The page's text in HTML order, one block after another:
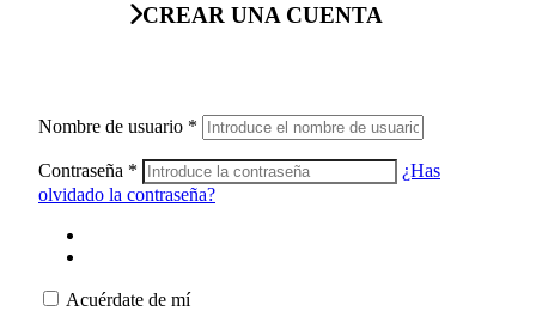
CREAR UNA CUENTA
Nombre de usuario *
Contraseña *
¿Has
olvidado la contraseña?
Acuérdate de mí